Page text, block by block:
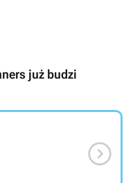
już budzi
